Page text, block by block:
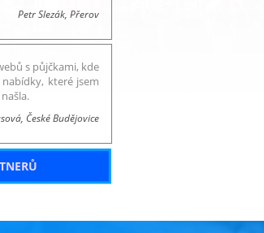
Petr Slezák, Přerov
s půjčkami, kde
které jsem
České Budějovice